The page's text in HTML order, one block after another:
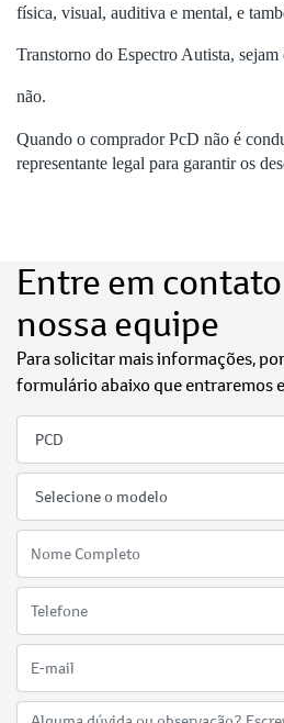
física, visual, auditiva e mental, e
Transtorno do Espectro Autista, sejam
não.
Quando o comprador PcD não é
representante legal para garantir os
Entre em
nossa equipe
Para solicitar mais informações,
formulário abaixo que entraremos